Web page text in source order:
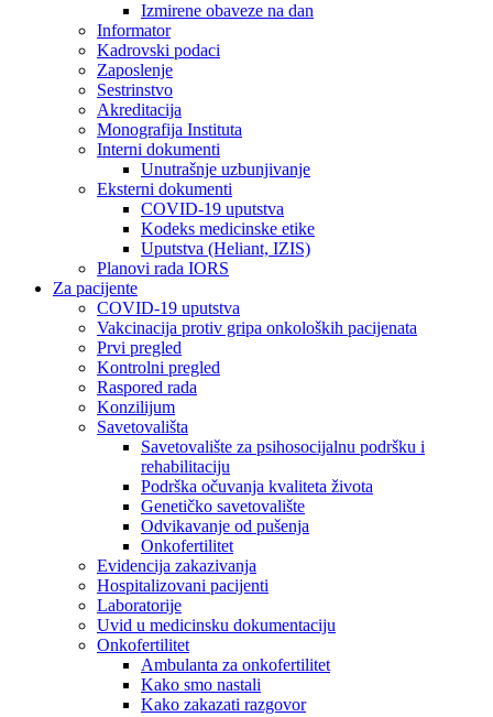
Izmirene obaveze na dan
Informator
Kadrovski podaci
Zaposlenje
Sestrinstvo
Akreditacija
Monografija Instituta
Interni dokumenti
Unutrašnje uzbunjivanje
Eksterni dokumenti
COVID-19 uputstva
Kodeks medicinske etike
Uputstva (Heliant, IZIS)
Planovi rada IORS
Za pacijente
COVID-19 uputstva
Vakcinacija protiv gripa onkoloških pacijenata
Prvi pregled
Kontrolni pregled
Raspored rada
Konzilijum
Savetovališta
Savetovalište za psihosocijalnu podršku i
rehabilitaciju
Podrška očuvanja kvaliteta života
Genetičko savetovalište
Odvikavanje od pušenja
Onkofertilitet
Evidencija zakazivanja
Hospitalizovani pacijenti
Laboratorije
Uvid u medicinsku dokumentaciju
Onkofertilitet
Ambulanta za onkofertilitet
Kako smo nastali
Kako zakazati razgovor